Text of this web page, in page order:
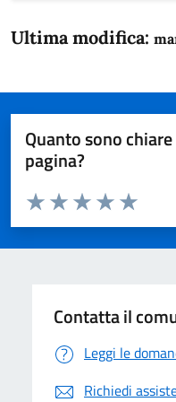
Ultima modifica:
Quanto sono
pagina?
Domanda
Valuta da 1 a 5 stelle la pagina
Valuta 5
Valuta 4
Valuta 3 stelle
Valuta 2 stelle su 5
Valuta 1 stelle su 5
Contatta il
Leggi le
Richiedi